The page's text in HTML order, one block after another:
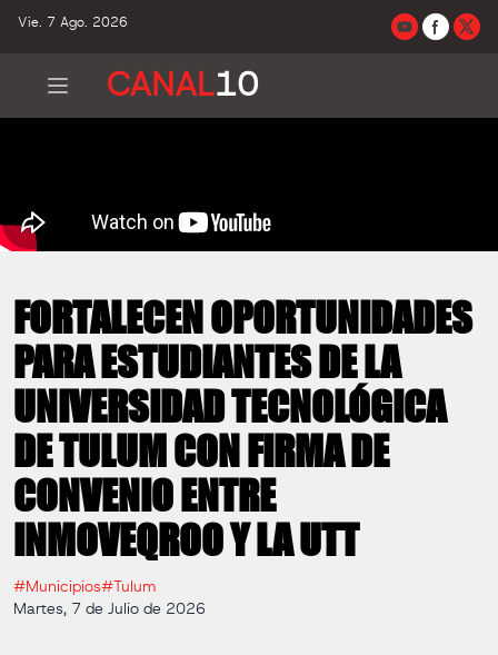
Vie. 7 Ago. 2026
CANAL10
FORTALECEN OPORTUNIDADES
PARA ESTUDIANTES DE LA
UNIVERSIDAD TECNOLÓGICA
DE TULUM CON FIRMA DE
CONVENIO ENTRE
INMOVEQROO Y LA UTT
#Municipios#Tulum
Martes, 7 de Julio de 2026